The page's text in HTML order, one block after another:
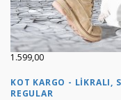
1.599,00
KOT KARGO - LIKRALI,
REGULAR